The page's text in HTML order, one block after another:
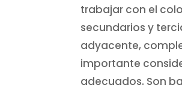
trabajar con el
secundarios y
adyacente,
importante
adecuados. Son